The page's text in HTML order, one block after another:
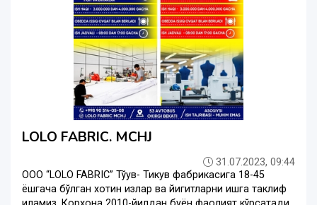
LOLO FABRIC. MCHJ
31.07.2023, 09:44
OOO “LOLO FABRIC” Тўқув- Тикув фабрикасига 18-45
ёшгача бўлган хотин қизлар ва йигитларни ишга таклиф